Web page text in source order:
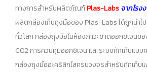
CONTACT US
ทางการสำหรับผลิตภัณฑ์Plas-Labsจากโรง
ผลิตกล่องเก็บถุงมือของ Plas-Labs ได้ถูกนำไ
ทั่วโลก กล่องถุงมือในห้องภาวะขาดออกซิเจนขอ
CO2 การควบคุมออกซิเจน และระบบกักเก็บแบ
กล่องถุงมืออะคริลิกใสครบวงจรสำหรับกักเก็